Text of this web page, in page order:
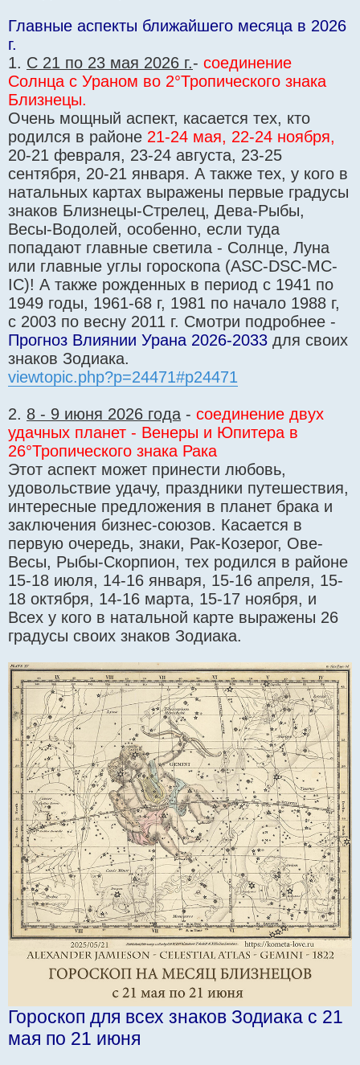
Главные аспекты ближайшего месяца в 2026
г.
1. С 21 по 23 мая 2026 г.- соединение
Солнца с Ураном во 2°Тропического знака
Близнецы.
Очень мощный аспект, касается тех, кто
родился в районе 21-24 мая, 22-24 ноября,
20-21 февраля, 23-24 августа, 23-25
сентября, 20-21 января. А также тех, у кого в
натальных картах выражены первые градусы
знаков Близнецы-Стрелец, Дева-Рыбы,
Весы-Водолей, особенно, если туда
попадают главные светила - Солнце, Луна
или главные углы гороскопа (ASC-DSC-MC-
IC)! А также рожденных в период с 1941 по
1949 годы, 1961-68 г, 1981 по начало 1988 г,
с 2003 по весну 2011 г. Смотри подробнее -
Прогноз Влиянии Урана 2026-2033 для своих
знаков Зодиака.
viewtopic.php?p=24471#p24471
2. 8 - 9 июня 2026 года - соединение двух
удачных планет - Венеры и Юпитера в
26°Тропического знака Рака
Этот аспект может принести любовь,
удовольствие удачу, праздники путешествия,
интересные предложения в планет брака и
заключения бизнес-союзов. Касается в
первую очередь, знаки, Рак-Козерог, Ове-
Весы, Рыбы-Скорпион, тех родился в районе
15-18 июля, 14-16 января, 15-16 апреля, 15-
18 октября, 14-16 марта, 15-17 ноября, и
Всех у кого в натальной карте выражены 26
градусы своих знаков Зодиака.
Гороскоп для всех знаков Зодиака с 21
мая по 21 июня